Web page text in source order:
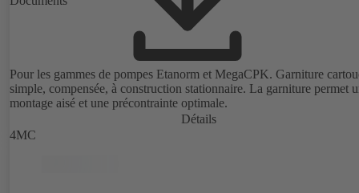
Pour les gammes de pompes Etanorm et MegaCPK. Garniture
simple, compensée, à construction stationnaire. La garniture permet
montage aisé et une précontrainte optimale.
Détails
4MC